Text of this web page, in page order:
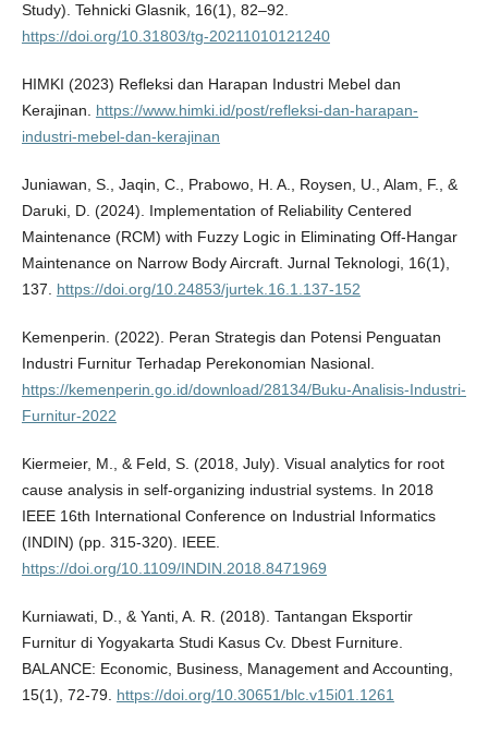
Study). Tehnicki Glasnik, 16(1), 82–92.
https://doi.org/10.31803/tg-20211010121240
HIMKI (2023) Refleksi dan Harapan Industri Mebel dan
Kerajinan. https://www.himki.id/post/refleksi-dan-harapan-
industri-mebel-dan-kerajinan
Juniawan, S., Jaqin, C., Prabowo, H. A., Roysen, U., Alam, F., &
Daruki, D. (2024). Implementation of Reliability Centered
Maintenance (RCM) with Fuzzy Logic in Eliminating Off-Hangar
Maintenance on Narrow Body Aircraft. Jurnal Teknologi, 16(1),
137. https://doi.org/10.24853/jurtek.16.1.137-152
Kemenperin. (2022). Peran Strategis dan Potensi Penguatan
Industri Furnitur Terhadap Perekonomian Nasional.
https://kemenperin.go.id/download/28134/Buku-Analisis-Industri-
Furnitur-2022
Kiermeier, M., & Feld, S. (2018, July). Visual analytics for root
cause analysis in self-organizing industrial systems. In 2018
IEEE 16th International Conference on Industrial Informatics
(INDIN) (pp. 315-320). IEEE.
https://doi.org/10.1109/INDIN.2018.8471969
Kurniawati, D., & Yanti, A. R. (2018). Tantangan Eksportir
Furnitur di Yogyakarta Studi Kasus Cv. Dbest Furniture.
BALANCE: Economic, Business, Management and Accounting,
15(1), 72-79. https://doi.org/10.30651/blc.v15i01.1261